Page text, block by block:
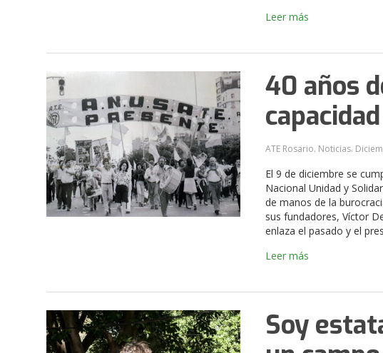
Leer más
40 años
ATE Rosario. Noticias.
El 9 de diciembre se
Nacional Unidad y
de manos de la
sus fundadores, Víctor
enlaza el pasado y el
Leer más
Soy